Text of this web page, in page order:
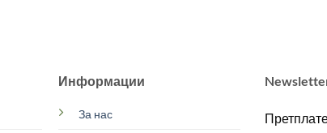
Информации
За нас